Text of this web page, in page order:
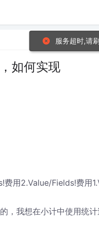
如何实现
用2.Value/Fields!费用
我想在小计中使用统
服务超时,请